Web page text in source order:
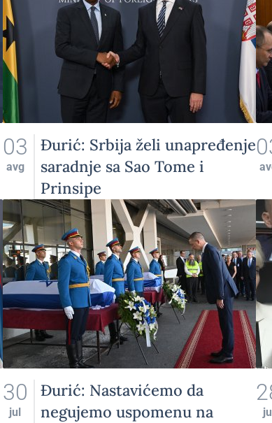
03
avg
Đurić: Srbija želi unapređenje
saradnje sa Sao Tome i
Prinsipe
30
jul
Đurić: Nastavićemo da
negujemo uspomenu na